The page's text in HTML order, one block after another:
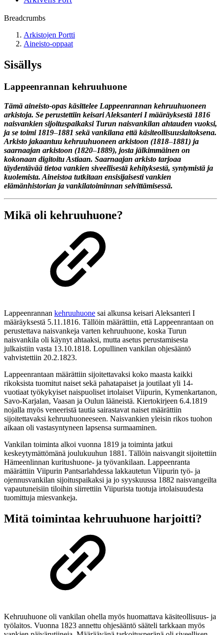
Breadcrumbs
Arkistojen Portti
Aineisto-oppaat
Sisällys
Lappeenrannan kehruuhuone
Tämä aineisto-opas käsittelee Lappeenrannan kehruuhuoneen
arkistoja. Se perustettiin keisari Aleksanteri I määräyksestä 1816
naisvankien sijoituspaikaksi Turun naisvankilan ahtauden vuoksi,
ja se toimi 1819–1881 sekä vankilana että käsiteollisuuslaitoksena.
Arkisto jakaantuu kehruuhuoneen arkistoon (1818–1881) ja
saarnaajan arkistoon (1820–1889), josta jälkimmäinen on
kokonaan digitoitu Astiaan. Saarnaajan arkisto tarjoaa
täydentävää tietoa vankien siveellisestä kehityksestä, syntymistä ja
kuolemista. Aineistoa tutkitaan ensisijaisesti vankien
elämänhistorian ja vankilatoiminnan selvittämisessä.
Mikä oli kehruuhuone?
Lappeenrannan kehruuhuone sai alkunsa keisari Aleksanteri I
määräyksestä 5.11.1816. Tällöin määrättiin, että Lappeenrantaan on
perustettava naisvankeja varten kehruuhuone, koska Turun
naisvankila oli käynyt ahtaaksi, mutta asetus perustamisesta
julkaistiin vasta 13.10.1818. Lopullinen vankilan ohjesääntö
vahvistettiin 20.2.1823.
Lappeenrantaan määrättiin sijoitettavaksi koko maasta kaikki
rikoksista tuomitut naiset sekä pahatapaiset ja joutilaat yli 14-
vuotiaat työkykyiset naispuoliset irtolaiset Viipurin, Kymenkartanon,
Savo-Karjalan, Vaasan ja Oulun lääneistä. Kiertokirjeen 6.4.1819
nojalla myös veneeristä tautia sairastavat naiset määrättiin
sijoitettavaksi kehruuhuoneeseen. Naisvankien yleisin rikos tuohon
aikaan oli vastasyntyneen lapsensa surmaaminen.
Vankilan toiminta alkoi vuonna 1819 ja toiminta jatkui
keskeytymättömänä joulukuuhun 1881. Tällöin naisvangit sijoitettiin
Hämeenlinnan kuritushuone- ja työvankilaan. Lappeenranta
määrättiin Viipurin Pantsarlahdessa lakkautetun Viipurin työ- ja
ojennusvankilan sijoituspaikaksi ja jo syyskuussa 1882 naisvangeilta
vapautuneisiin tiloihin siirrettiin Viipurista tuotuja irtolaisuudesta
tuomittuja miesvankeja.
Mitä toimintaa kehruuhuone harjoitti?
Kehruuhuone oli vankilan ohella myös huomattava käsiteollisuus- ja
työlaitos. Vuonna 1823 annettu ohjesääntö sääteli tarkkaan myös